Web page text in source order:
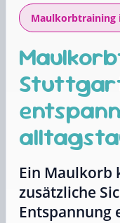
Maulkorbtraining
Ein Maulkorb
zusätzliche
Entspannung